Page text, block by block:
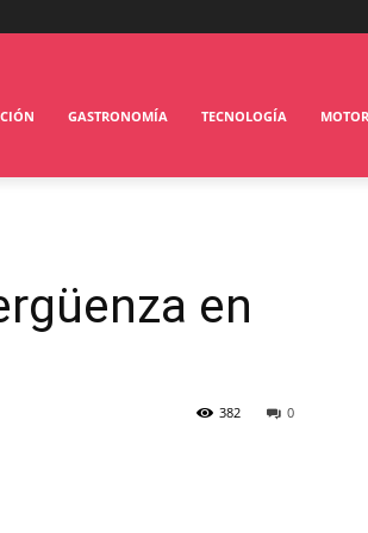
GASTRONOMÍA TECNOLOGÍA MOTOR
en
0
382